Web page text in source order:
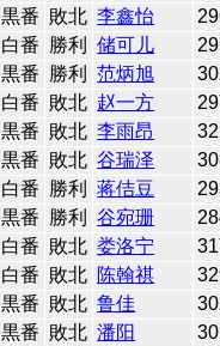
黒番 敗北 李鑫怡
白番 勝利 储可儿
黒番 勝利 范炳旭
白番 敗北 赵一方
黒番 敗北 李雨昂
黒番 敗北 谷瑞泽
白番 勝利 蒋佶豆
黒番 勝利 谷宛珊
白番 敗北 娄洛宁
白番 敗北 陈翰祺
黒番 敗北 鲁佳
黒番 敗北 潘阳